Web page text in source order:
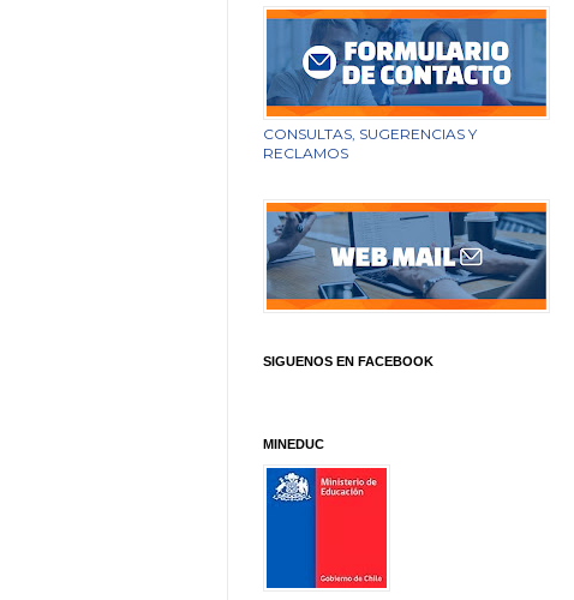
CONSULTAS, SUGERENCIAS Y
RECLAMOS
SIGUENOS EN FACEBOOK
MINEDUC